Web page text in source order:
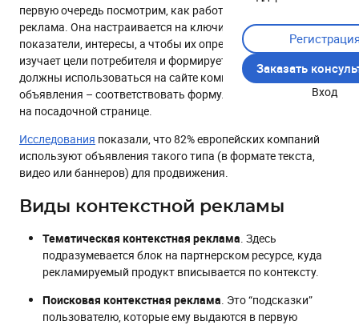
Заказать
Вход
первую очередь посмотрим, как работает контекстная
реклама. Она настраивается на ключи, демографические
показатели, интересы, а чтобы их определить – маркетолог
изучает цели потребителя и формирует кампанию. Ключи
должны использоваться на сайте компании, а посыл
объявления – соответствовать формулировке предложения
на посадочной странице.
Исследования показали, что 82% европейских компаний
используют объявления такого типа (в формате текста,
видео или баннеров) для продвижения.
Виды контекстной рекламы
Тематическая контекстная реклама. Здесь
подразумевается блок на партнерском ресурсе, куда
рекламируемый продукт вписывается по контексту.
Поисковая контекстная реклама. Это “подсказки”
пользователю, которые ему выдаются в первую